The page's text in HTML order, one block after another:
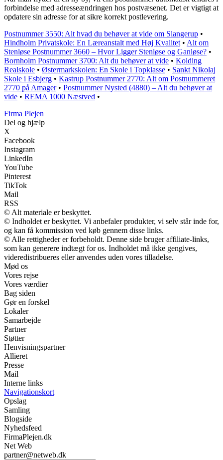
forbindelse med adresseændringen hos postvæsenet. Det er vigtigt at
opdatere sin adresse for at sikre korrekt postlevering.
Postnummer 3550: Alt hvad du behøver at vide om Slangerup •
Hindholm Privatskole: En Læreanstalt med Høj Kvalitet • Alt om
Stenløse Postnummer 3660 – Hvor Ligger Stenløse og Ganløse? •
Bornholm Postnummer 3700: Alt du behøver at vide • Kolding
Realskole • Østermarkskolen: En Skole i Topklasse • Sankt Nikolaj
Skole i Esbjerg • Kastrup Postnummer 2770: Alt om Postnummeret
2770 på Amager• Postnummer Nysted (4880) – Alt du behøver at
vide • REMA 1000 Næstved •
Firma Plejen
Del og hjælp
X
Facebook
Instagram
LinkedIn
YouTube
Pinterest
TikTok
Mail
RSS
© Alt materiale er beskyttet.
© Indholdet er beskyttet. Vi anbefaler produkter, vi selv står inde for,
og kan få kommission ved køb gennem disse links.
© Alle rettigheder er forbeholdt. Denne side bruger affiliate-links,
som kan generere indtægt for os. Indholdet må ikke gengives,
videredistribueres eller anvendes uden vores tilladelse.
Mød os
Vores rejse
Vores værdier
Bag siden
Gør en forskel
Lokaler
Samarbejde
Partner
Støtter
Henvisningspartner
Allieret
Presse
Mail
Interne links
Navigationskort
Opslag
Samling
Blogside
Nyhedsfeed
FirmaPlejen.dk
Net Web
partner@netweb.dk